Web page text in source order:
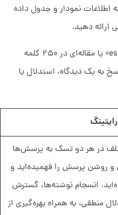
اطلاعات نمودار و جدول داده
ارائه دهید.‌
Task ۲: در این بخش شما باید به نگارش «essay» یا مقاله‌ای در ۲۵۰ کلمه‌
به یک دیدگاه، استدلال یا
در هر دو تسک به پرسش‌ها
روشن پرسش را فهمیده‌اید و
انسجام نوشته‌ها، گسترش
منطقی، به همراه بهره‌گیری از